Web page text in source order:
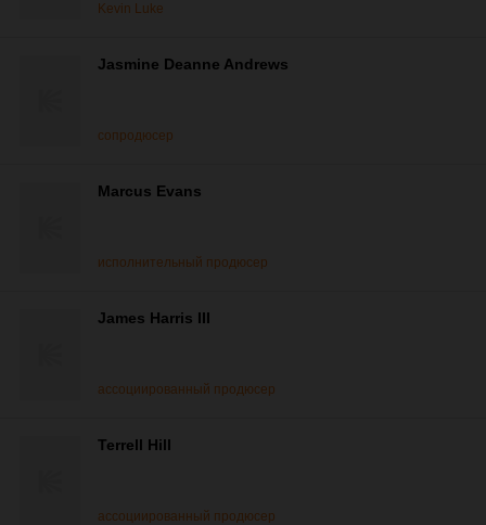
Kevin Luke
Jasmine Deanne Andrews
сопродюсер
Marcus Evans
исполнительный продюсер
James Harris III
ассоциированный продюсер
Terrell Hill
ассоциированный продюсер